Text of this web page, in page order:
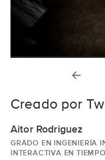
Creado por
Aitor Rodriguez
GRADO EN INGENIERÍA
INTERACTIVA EN